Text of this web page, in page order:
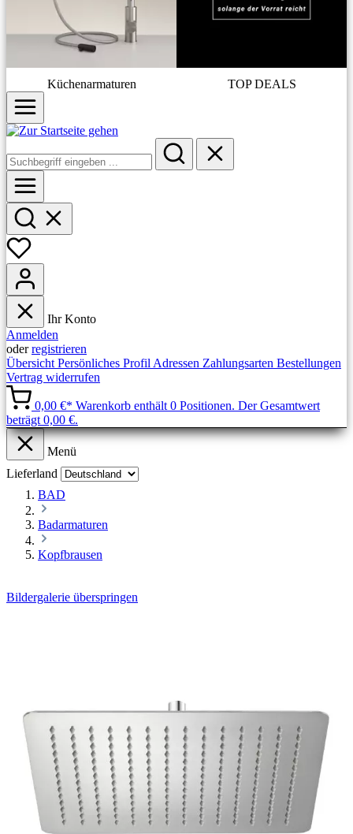
Küchenarmaturen TOP DEALS
Ihr Konto
Anmelden
oderregistrieren
Übersicht Persönliches Profil Adressen Zahlungsarten Bestellungen
Vertrag widerrufen
0,00 €* Warenkorb enthält 0 Positionen. Der Gesamtwert
beträgt 0,00 €.
Menü
Lieferland
BAD
Badarmaturen
Kopfbrausen
Bildergalerie überspringen